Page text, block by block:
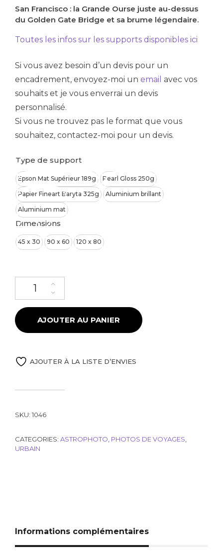
prix :
20,00 €
à
San Francisco : la Grande Ourse juste au-dessus
du Golden Gate Bridge et sa brume légendaire.
Toutes les infos sur les supports disponibles ici
Si vous avez besoin d’un devis pour un
encadrement, envoyez-moi un email avec vos
souhaits et je vous enverrai un devis
personnalisé.
Si vous ne trouvez pas le format que vous
souhaitez, contactez-moi pour un devis.
Type de support
Epson Mat Supérieur 189g Pearl Gloss 250g
Papier Fineart Baryta 325g Aluminium brillant
Aluminium mat
Dimensions
45 x 30 90 x 60 120 x 80
AJOUTER AU PANIER
AJOUTER À LA LISTE D’ENVIES
SKU: 1046
CATEGORIES: ASTROPHOTO PHOTOS DE VOYAGES
URBAIN
Informations complémentaires